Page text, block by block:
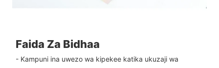
Faida Za Bidhaa
- Kampuni ina uwezo wa kipekee katika ukuzaji wa